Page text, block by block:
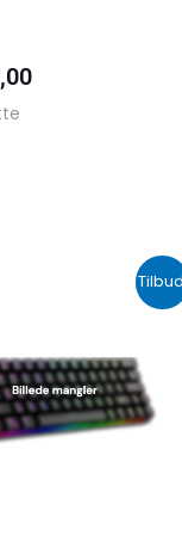
oprindelige
var:
kr. 424,00.kr.